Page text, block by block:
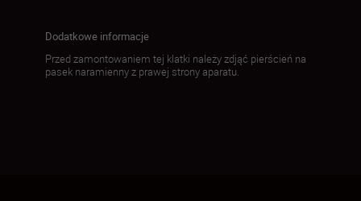
Dodatkowe informacje
Przed zamontowaniem tej klatki należy zdjąć pierścień na
pasek naramienny z prawej strony aparatu.